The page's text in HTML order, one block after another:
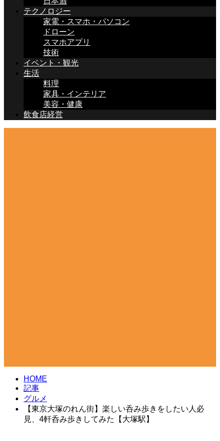
テクノロジー
家電・スマホ・パソコン
ドローン
スマホアプリ
技術
イベント・観光
生活
料理
家具・インテリア
美容・健康
飲食店経営
HOME
記事
グルメ
【東京大塚のれん街】楽しい呑み歩きをしたい人必
見、4軒呑み歩きしてみた【大塚駅】